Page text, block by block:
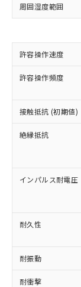
周囲湿度範囲
許容操作速度
許容操作頻度
接触抵抗 (初期値)
絶縁抵抗
インパルス耐電圧
耐久性
耐振動
耐衝撃
ご利
以下の
商
(
対応
非含有
す。
対応予
有に対
商品です
非含有
調査・
非含有
非該当
害物質
仕入先
いたも
むを得
※1 中
「○」
基準値
「×」
基準値